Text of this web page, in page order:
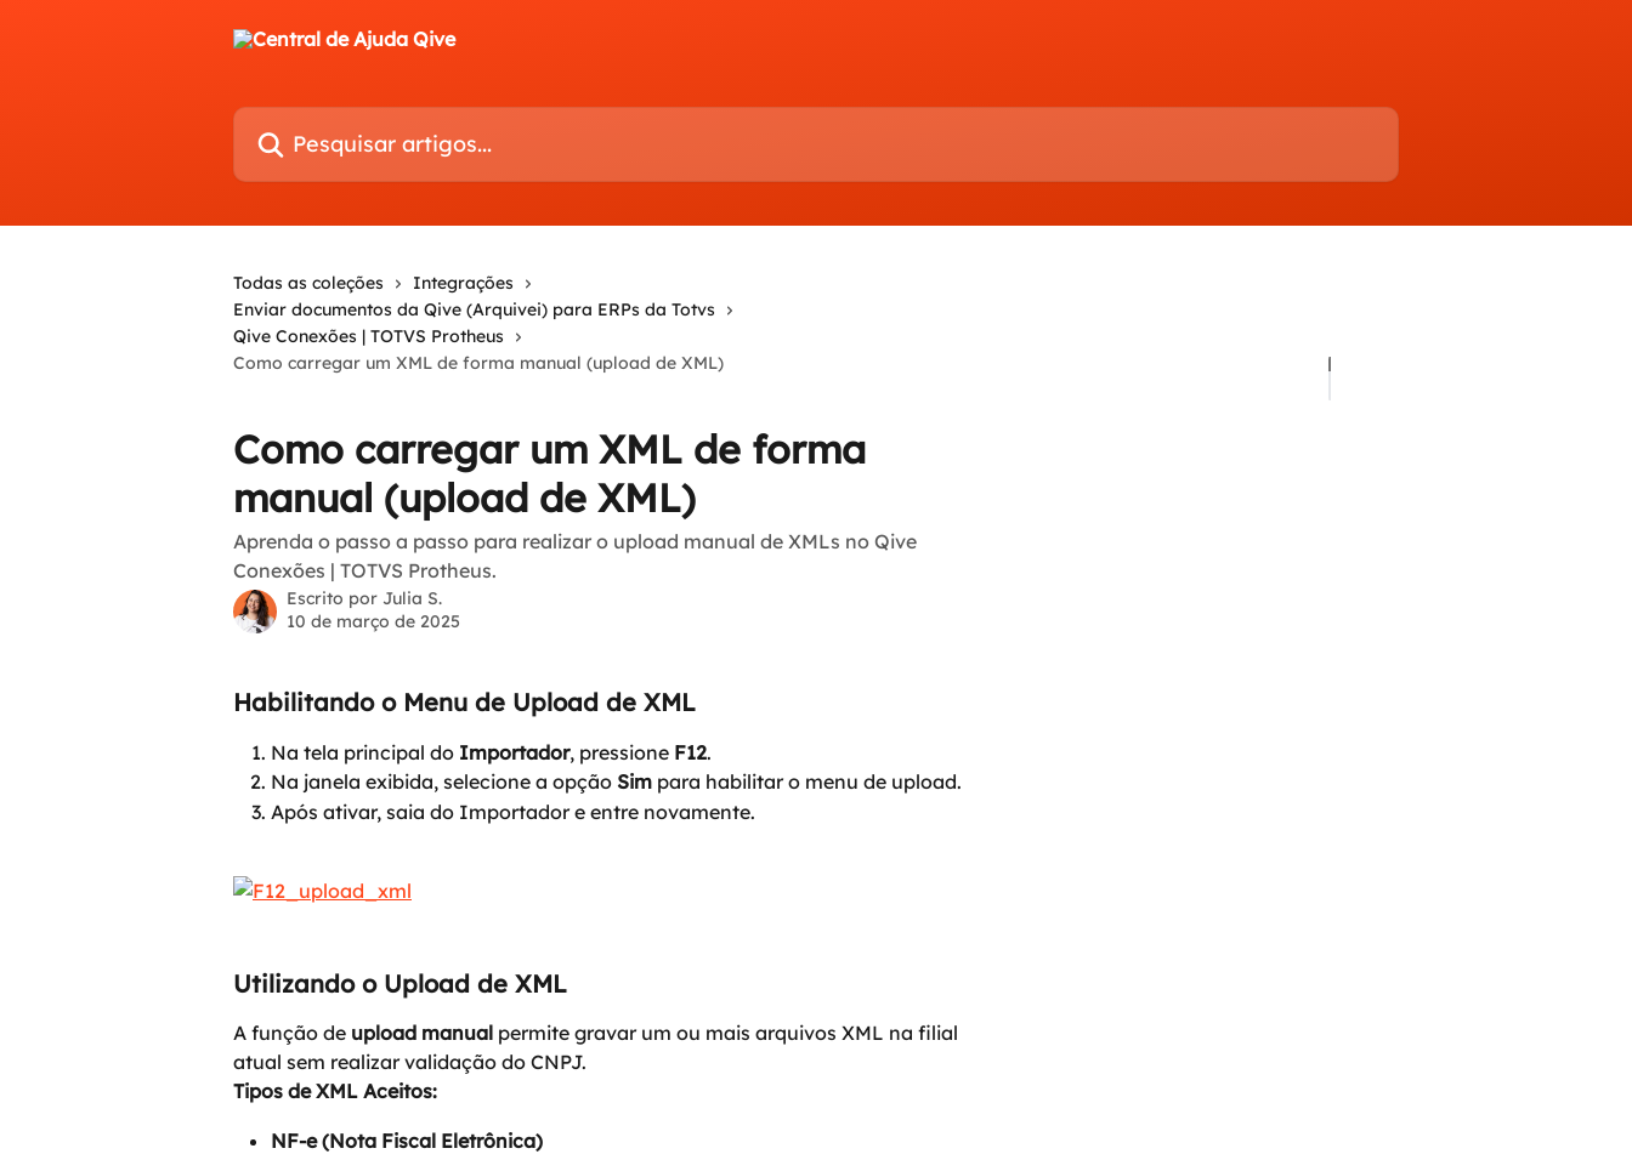
Pesquisar artigos...
Todas as coleções
Integrações
Enviar documentos da Qive (Arquivei) para ERPs da Totvs
Qive Conexões | TOTVS Protheus
Como carregar um XML de forma manual (upload de XML)
Como carregar um XML de forma
manual (upload de XML)
Aprenda o passo a passo para realizar o upload manual de XMLs no Qive
Conexões | TOTVS Protheus.
Escrito por Julia S.
10 de março de 2025
Habilitando o Menu de Upload de XML
Na tela principal do Importador, pressione F12.
Na janela exibida, selecione a opção Sim para habilitar o menu de upload.
Após ativar, saia do Importador e entre novamente.
Utilizando o Upload de XML
A função de upload manual permite gravar um ou mais arquivos XML na filial
atual sem realizar validação do CNPJ.
Tipos de XML Aceitos:
NF-e (Nota Fiscal Eletrônica)